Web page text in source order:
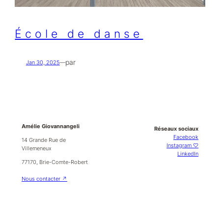
École de danse
Jan 30, 2025—par
Amélie Giovannangeli
14 Grande Rue de
Villemeneux
77170, Brie-Comte-Robert
Nous contacter ↗
Réseaux sociaux
Facebook
Instagram ♡
LinkedIn